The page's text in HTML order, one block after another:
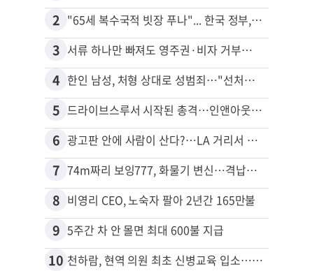
2 "65세 복수국적 빗장 푸나"... 한국 정부, 연령 완화 전면 추진
3 서류 하나만 빠져도 영주권·비자 거부…심사관 재량권 대폭 확대
4 한인 남성, 처형 상대로 성범죄…"선처해줬더니 배신자 취급"
5 드라이브스루서 시작된 총격…인앤아웃 참사 영상 공개
6 광고판 안에 사람이 산다?…LA 거리서 화제
7 74m짜리 보잉777, 화물기 변신…격납고서 ‘보물’ 찾는 인천공항
8 비영리 CEO, 노숙자 팔아 2년간 165만불
9 5주간 차 안 몰면 최대 600불 지급
10 천하람, 현역 의원 최초 신병교육 입소…논산서 2박3일 생활